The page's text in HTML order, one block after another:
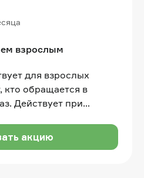
взрослым
для взрослых
кто обращается в
Действует при
ОПТГ и др.), когда
разово/отдельно от
акцию